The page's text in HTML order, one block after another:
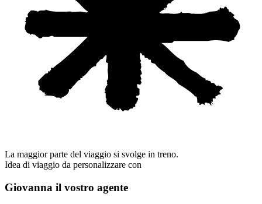
La maggior parte del viaggio si svolge in treno.
Idea di viaggio da personalizzare con
Giovanna il vostro agente